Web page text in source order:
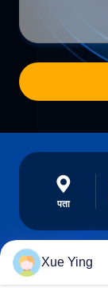
पता
Xue Ying